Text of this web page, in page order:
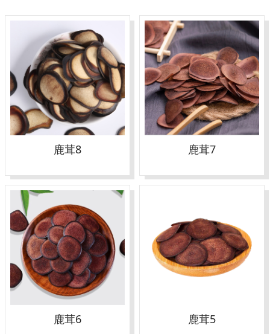
鹿茸8 鹿茸7
鹿茸6 鹿茸5